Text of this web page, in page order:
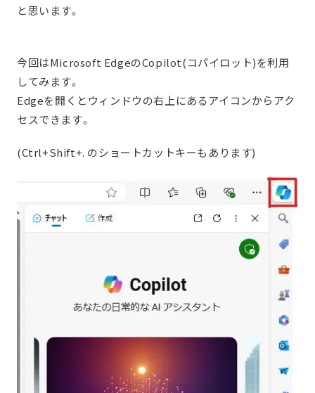
と思います。
今回はMicrosoft EdgeのCopilot(コパイロット)を利用
してみます。
Edgeを開くとウィンドウの右上にあるアイコンからアク
セスできます。
(Ctrl+Shift+. のショートカットキーもあります)